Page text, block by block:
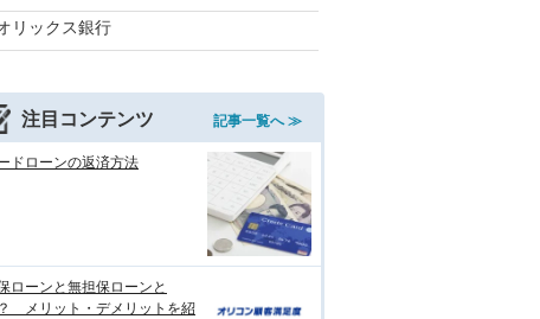
リックス銀行
注目コンテンツ 記事一覧へ ≫
ドローンの返済方法
ローンと無担保ローンと
メリット・デメリットを紹